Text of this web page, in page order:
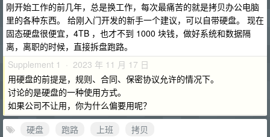
刚开始工作的前几年，总是换工作，每次最痛苦的就是拷贝办公电脑
里的各种东西。 给刚入门开发的新手一个建议，可以自带硬盘。 现在
固态硬盘很便宜，4TB ，也才不到 1000 块钱，做好系统和数据隔
离，离职的时候，直接拆盘跑路。
Supplement 1 · 2023 年 11 月 17 日
用硬盘的前提是，规则、合同、保密协议允许的情况下。
讨论的是硬盘的一种使用方式。
如果公司不让用，你为什么偏要用呢？
硬盘
跑路 上班
拷贝